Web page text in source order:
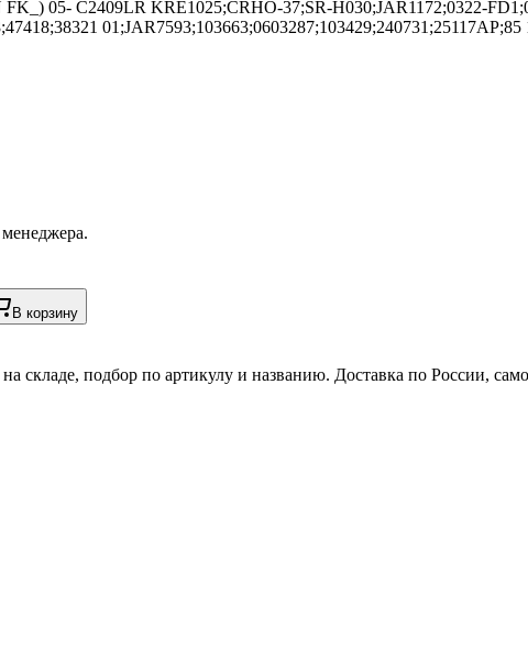
05- C2409LR KRE1025;CRHO-37;SR-H030;JAR1172;0322-
В корзину
складе, подбор по артикулу и названию. Доставка по России,